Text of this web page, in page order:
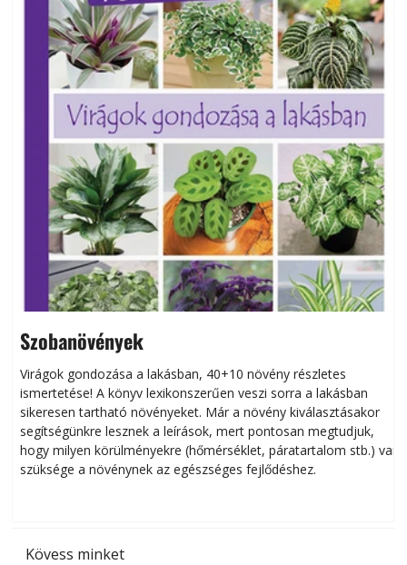
Szobanövények
Virágok gondozása a lakásban, 40+10 növény részletes
ismertetése! A könyv lexikonszerűen veszi sorra a lakásban
sikeresen tart­ha­tó növényeket. Már a növény kiválasztásakor
segítségünkre lesznek a leírások, mert pontosan megtudjuk,
hogy milyen körülményekre (hőmérséklet, páratartalom stb.) van
szüksége a növénynek az egészséges fejlődéshez.
Kövess minket